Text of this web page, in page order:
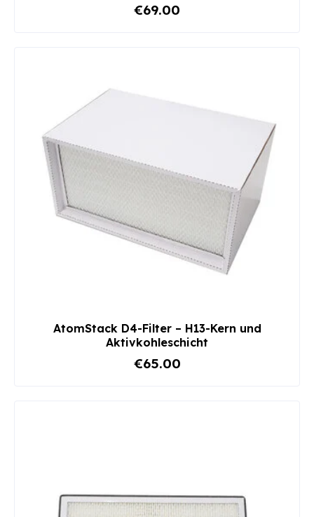
€69.00
AtomStack D4-Filter – H13-Kern und
Aktivkohleschicht
€65.00